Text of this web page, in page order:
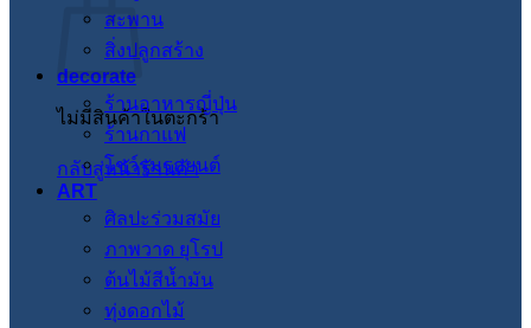
ไม่มีสินค้าในตะกร้า
กลับสู่หน้าร้านค้า
สะพาน
สิ่งปลูกสร้าง
decorate
ร้านอาหารญี่ปุ่น
ร้านกาแฟ
โชว์รูมรถยนต์
ART
ศิลปะร่วมสมัย
ภาพวาด ยุโรป
ต้นไม้สีน้ำมัน
ทุ่งดอกไม้